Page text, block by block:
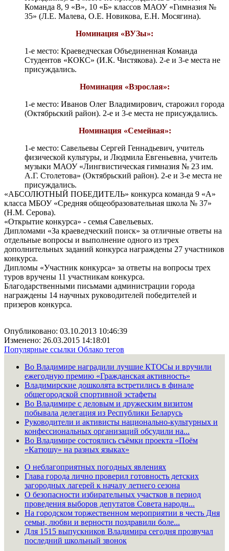
Команда 8, 9 «В», 10 «Б» классов МАОУ «Гимназия №
35» (Л.Е. Малева, О.Е. Новикова, Е.Н. Мосягина).
Номинация «ВУЗы»:
1-е место: Краеведческая Объединенная Команда
Студентов «КОКС» (И.К. Чистякова). 2-е и 3-е места не
присуждались.
Номинация «Взрослая»:
1-е место: Иванов Олег Владимирович, старожил города
(Октябрьский район). 2-е и 3-е места не присуждались.
Номинация «Семейная»:
1-е место: Савельевы Сергей Геннадьевич, учитель
физической культуры, и Людмила Евгеньевна, учитель
музыки МАОУ «Лингвистическая гимназия № 23 им.
А.Г. Столетова» (Октябрьский район). 2-е и 3-е места не
присуждались.
«АБСОЛЮТНЫЙ ПОБЕДИТЕЛЬ» конкурса команда 9 «А»
класса МБОУ «Средняя общеобразовательная школа № 37»
(Н.М. Серова).
«Открытие конкурса» - семья Савельевых.
Дипломами «За краеведческий поиск» за отличные ответы на
отдельные вопросы и выполнение одного из трех
дополнительных заданий конкурса награждены 27 участников
конкурса.
Дипломы «Участник конкурса» за ответы на вопросы трех
туров вручены 11 участникам конкурса.
Благодарственными письмами администрации города
награждены 14 научных руководителей победителей и
призеров конкурса.
Опубликовано: 03.10.2013 10:46:39
Изменено: 26.03.2015 14:18:01
Популярные ссылки Облако тегов
Во Владимире наградили лучшие КТОСы и вручили
ежегодную премию «Гражданская активность»
Владимирские дошколята встретились в финале
общегородской спортивной эстафеты
Во Владимире с деловым и дружеским визитом
побывала делегация из Республики Беларусь
Руководители и активисты национально-культурных и
конфессиональных организаций обсудили на...
Во Владимире состоялись съёмки проекта «Поём
«Катюшу» на разных языках»
О неблагоприятных погодных явлениях
Глава города лично проверил готовность детских
загородных лагерей к началу летнего сезона
О безопасности избирательных участков в период
проведения выборов депутатов Совета народн...
На городском торжественном мероприятии в честь Дня
семьи, любви и верности поздравили боле...
Для 1515 выпускников Владимира сегодня прозвучал
последний школьный звонок